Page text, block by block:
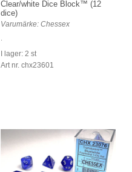
Clear/white Dice Block™ (12
dice)
Varumärke: Chessex
I lager: 2 st
Art nr. chx23601